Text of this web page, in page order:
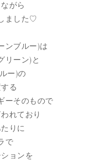
がら
ました♡
ンブルー)は
リーン)と
ー)の
る
ーそのもので
れており
りに
で
ョンを